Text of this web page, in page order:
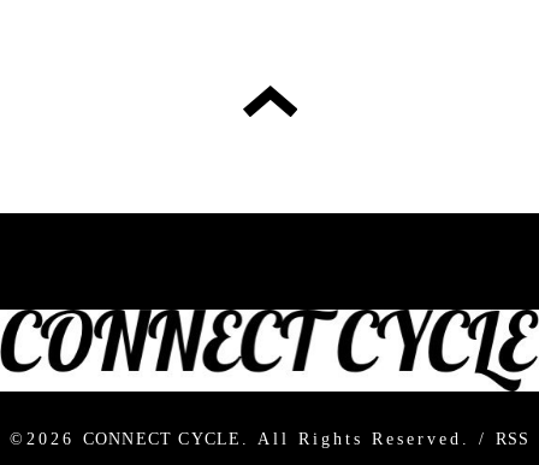
©2026 CONNECT CYCLE . All Rights Reserved. / RSS